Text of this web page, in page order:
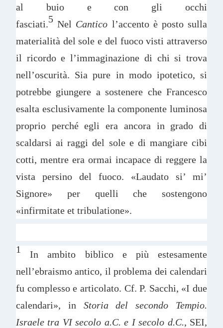
al buio e con gli occhi
fasciati.5 Nel Cantico l’accento è posto sulla
materialità del sole e del fuoco visti attraverso
il ricordo e l’immaginazione di chi si trova
nell’oscurità. Sia pure in modo ipotetico, si
potrebbe giungere a sostenere che Francesco
esalta esclusivamente la componente luminosa
proprio perché egli era ancora in grado di
scaldarsi ai raggi del sole e di mangiare cibi
cotti, mentre era ormai incapace di reggere la
vista persino del fuoco. «Laudato si’ mi’
Signore» per quelli che sostengono
«infirmitate et tribulatione».
1
In ambito biblico e più estesamente
nell’ebraismo antico, il problema dei calendari
fu complesso e articolato. Cf. P. Sacchi, «I due
calendari», in Storia del secondo Tempio.
Israele tra VI secolo a.C. e I secolo d.C., SEI,